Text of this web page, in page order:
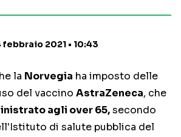
febbraio 2021 • 10:43
la Norvegia ha imposto delle
del vaccino AstraZeneca, che
agli over 65,secondo
di salute pubblica del